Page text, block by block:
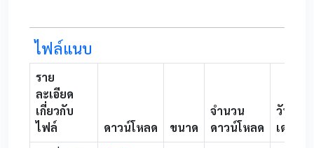
ไฟล์แนบ
ราย
ละเอียด
เกี่ยวกับ
ไฟล์
ดาวน์โหลด ขนาด
จำนวน
ดาวน์โหลด
วันที่อับ
เดรต